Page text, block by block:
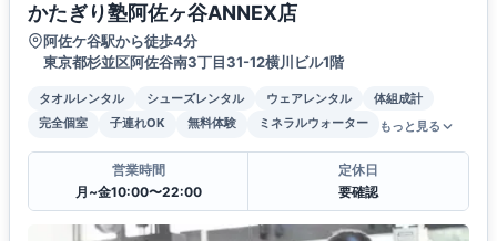
かたぎり塾阿佐ヶ谷ANNEX店
阿佐ケ谷駅から徒歩4分
東京都杉並区阿佐谷南3丁目31-12横川ビル1階
タオルレンタル シューズレンタル ウェアレンタル
体組成計
完全個室
子連れOK 無料体験 ミネラルウォーター もっと見る
営業時間
月~金10:00〜22:00
定休日
要確認